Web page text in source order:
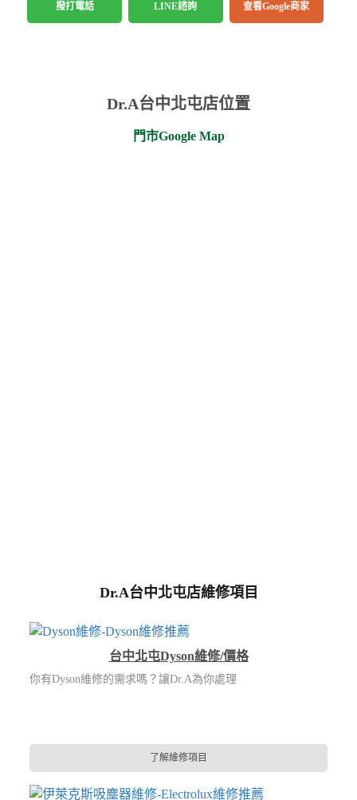
撥打電話 LINE諮詢 查看Google商家
Dr.A台中北屯店位置
門市Google Map
Dr.A台中北屯店維修項目
台中北屯Dyson維修/價格
你有Dyson維修的需求嗎？讓Dr.A為你處理
了解維修項目